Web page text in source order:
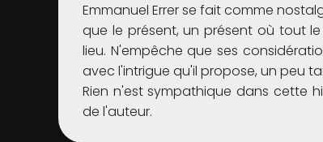
Emmanuel Errer se fait comme
que le présent, un présent où tout
lieu. N'empêche que ses
avec l'intrigue qu'il propose, un peu
Rien n'est sympathique dans cette
de l'auteur.